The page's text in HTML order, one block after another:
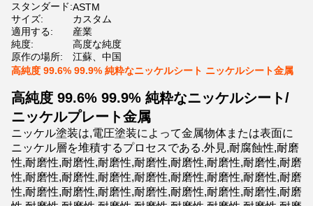
スタンダード:ASTM
サイズ:
カスタム
適用する:
産業
純度:
高度な純度
原作の場所:
江蘇、中国
高純度 99.6% 99.9% 純粋なニッケルシート ニッケルシート金属
高純度 99.6% 99.9% 純粋なニッケルシート/
ニッケルプレート金属
ニッケル塗装は,電圧塗装によって金属物体または表面に
ニッケル層を堆積するプロセスである.外見,耐腐蝕性,耐磨
性,耐磨性,耐磨性,耐磨性,耐磨性,耐磨性,耐磨性,耐磨性,耐磨
性,耐磨性,耐磨性,耐磨性,耐磨性,耐磨性,耐磨性,耐磨性,耐磨
性,耐磨性,耐磨性,耐磨性,耐磨性,耐磨性,耐磨性,耐磨性,耐磨